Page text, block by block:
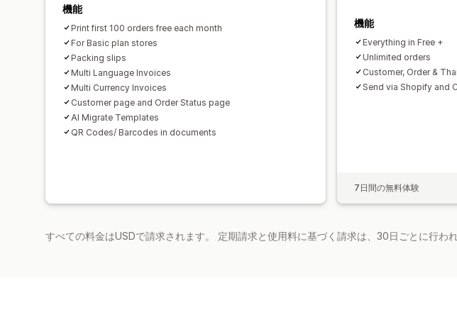
機能
Print first 100 orders free each month
For Basic plan stores
Packing slips
Multi Language Invoices
Multi Currency Invoices
Customer page and Order Status page
AI Migrate Templates
QR Codes/ Barcodes in documents
機能
Everything in Free +
Unlimited orders
Customer, Order &
Send via Shopify and
7日間の無料体験
すべての料金はUSDで請求されます。 定期請求と使用料に基づく請求は、30日ごとに行われ